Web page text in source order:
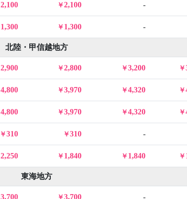
2,100 2,100 -
1,300 1,300 -
北陸・甲信越地方
2,900 2,800 3,200
4,800 3,970 4,320
4,800 3,970 4,320
310 310 -
2,250 1,840 1,840
東海地方
3,700 3,700 -